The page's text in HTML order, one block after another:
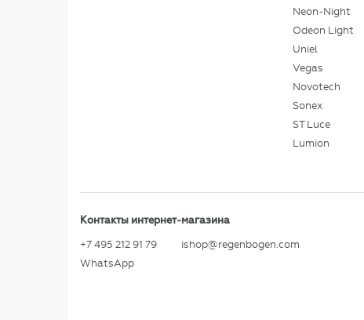
Neon-Night
Odeon Light
Uniel
Vegas
Novotech
Sonex
ST Luce
Lumion
Контакты интернет-магазина
+7 495 212 91 79
WhatsApp
ishop@regenbogen.com